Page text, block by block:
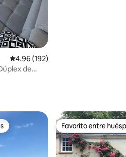
Calificación promedio: 4.96 de 5,
4.96 (192)
de
Favorito entre
Favorito entre